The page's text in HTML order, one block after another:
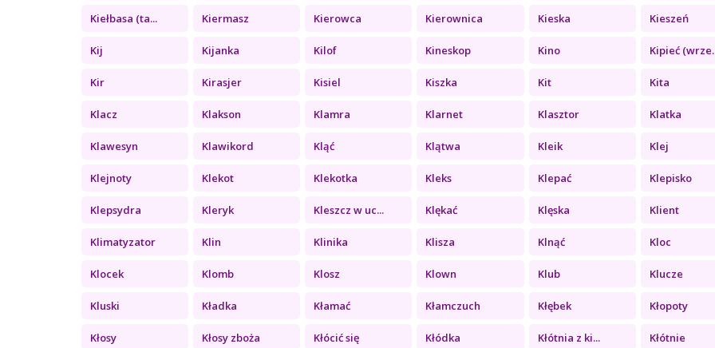
Kiełbasa (ta... Kiermasz Kierowca Kierownica Kieska Kieszeń
Kij Kijanka Kilof Kineskop Kino Kipieć
Kir Kirasjer Kisiel Kiszka Kit Kita
Klacz Klakson Klamra Klarnet Klasztor Klatka
Klawesyn Klawikord Kląć Klątwa Kleik Klej
Klejnoty Klekot Klekotka Kleks Klepać Klepisko
Klepsydra Kleryk Kleszcz w uc... Klękać Klęska Klient
Klimatyzator Klin Klinika Klisza Klnąć Kloc
Klocek Klomb Klosz Klown Klub Klucze
Kluski Kładka Kłamać Kłamczuch Kłębek Kłopoty
Kłosy Kłosy zboża Kłócić się Kłódka Kłótnia z ki... Kłótnie